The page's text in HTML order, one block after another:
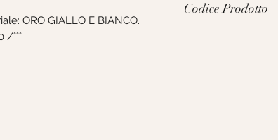
ORO GIALLO E BIANCO.
°°°
Codice Prodotto